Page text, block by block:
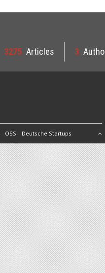
3275 Articles 3
OSS Deutsche Startups